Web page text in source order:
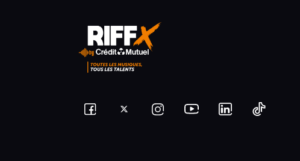
Suivez-Suivez-Nous
NousNous Nous